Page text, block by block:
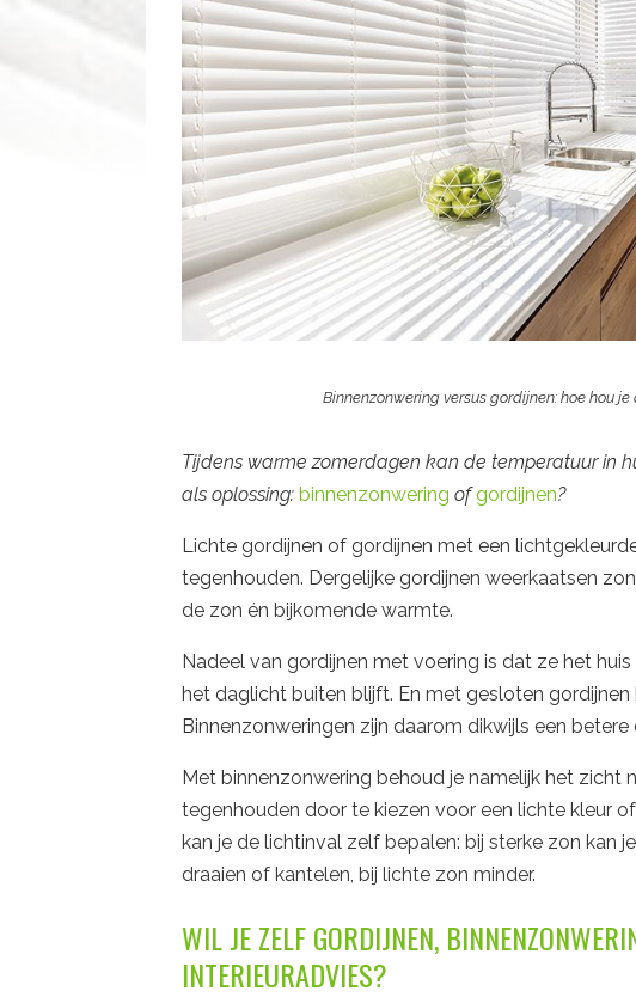
Binnenzonwering versus gordijnen: hoe hou
Tijdens warme zomerdagen kan de temperatuur in
als oplossing: binnenzonwering ofgordijnen?
Lichte gordijnen of gordijnen met een
tegenhouden. Dergelijke gordijnen weerkaatsen
de zon én bijkomende warmte.
Nadeel van gordijnen met voering is dat ze het
het daglicht buiten blijft. En met gesloten gordijnen
Binnenzonweringen zijn daarom dikwijls een betere
Met binnenzonwering behoud je namelijk het zicht
tegenhouden door te kiezen voor een lichte kleur
kan je de lichtinval zelf bepalen: bij sterke zon kan
draaien of kantelen, bij lichte zon minder.
WIL JE ZELF GORDIJNEN,
INTERIEURADVIES?